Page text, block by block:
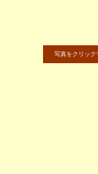
写真をクリック